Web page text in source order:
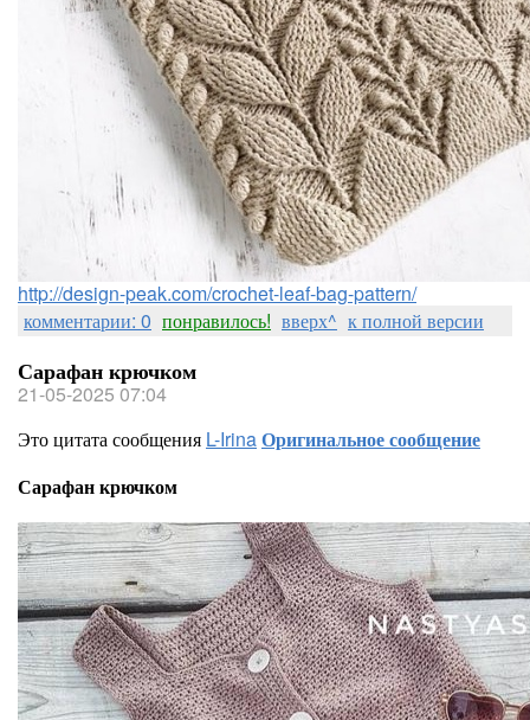
http://design-peak.com/crochet-leaf-bag-pattern/
комментарии: 0 понравилось! вверх^ к полной версии
Сарафан крючком
21-05-2025 07:04
Это цитата сообщения L-IrinaОригинальное сообщение
Сарафан крючком